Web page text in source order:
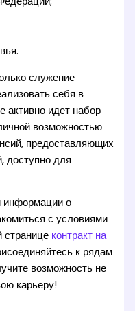
служение
себя в
активно идет набор
возможностью
предоставляющих
доступно для
информации о
с условиями
странице контракт на
к рядам
возможность не
карьеру!